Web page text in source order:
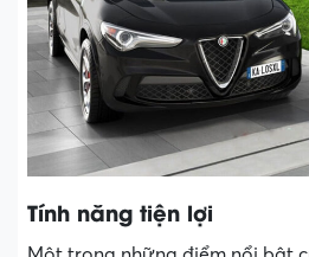
Tính năng tiện lợi